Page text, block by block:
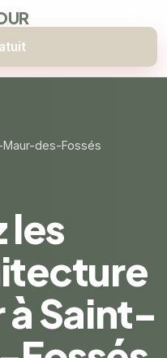
Maur-des-Fossés
les
Saint-